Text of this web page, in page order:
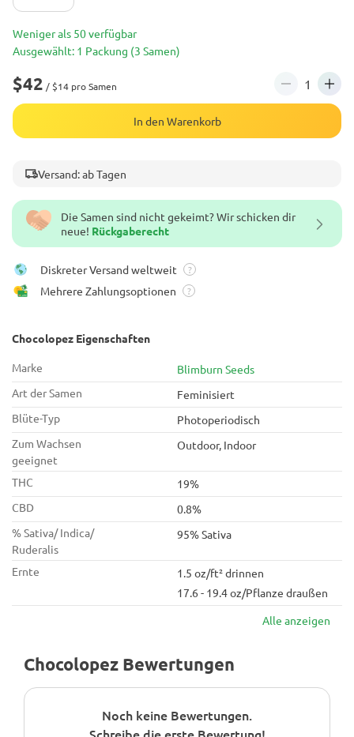
Die Samen sind nicht gekeimt? Wir schicken dir
neue! Rückgaberecht
Diskreter Versand weltweit ?
Mehrere Zahlungsoptionen ?
Chocolopez Eigenschaften
Marke
Blimburn Seeds
Art der Samen
Feminisiert
Blüte-Typ
Photoperiodisch
Zum Wachsen
geeignet
Outdoor, Indoor
THC
19%
CBD
0.8%
% Sativa/ Indica/
Ruderalis
95% Sativa
Ernte
1.5 oz/ft² drinnen
17.6 - 19.4 oz/Pflanze draußen
Alle anzeigen
Chocolopez Bewertungen
Noch keine Bewertungen.
Weniger als 50 verfügbar
Ausgewählt: 1 Packung (3 Samen)
$42 / $14 pro Samen
In den Warenkorb
Versand: ab Tagen